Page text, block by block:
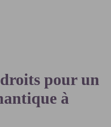
pour un
à